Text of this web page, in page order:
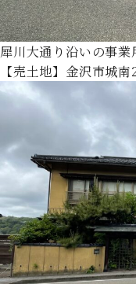
犀川大通り沿いの事業
【売土地】金沢市城